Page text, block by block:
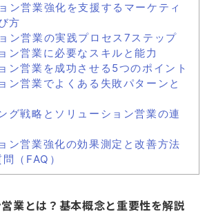
ン営業強化を支援するマーケティ
方
ン営業の実践プロセス7ステップ
ン営業に必要なスキルと能力
ン営業を成功させる5つのポイント
ン営業でよくある失敗パターンと
グ戦略とソリューション営業の連
ン営業強化の効果測定と改善方法
（FAQ）
業とは？基本概念と重要性を解説